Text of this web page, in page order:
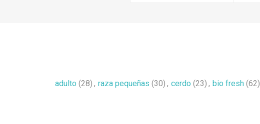
adulto (28) , raza pequeñas (30) , cerdo (23) , bio fresh (62)